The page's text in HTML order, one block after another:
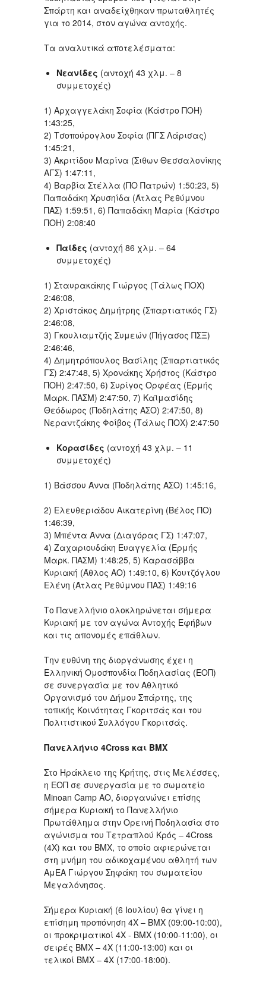
Σπάρτη και αναδείχθηκαν πρωταθλητές
για το 2014, στον αγώνα αντοχής.
Τα αναλυτικά αποτελέσματα:
Νεανίδες (αντοχή 43 χλμ. – 8
συμμετοχές)
1) Αρχαγγελάκη Σοφία (Κάστρο ΠΟΗ)
1:43:25,
2) Τσοπούρογλου Σοφία (ΠΓΣ Λάρισας)
1:45:21,
3) Ακριτίδου Μαρίνα (Σιθων Θεσσαλονίκης
ΑΓΣ) 1:47:11,
4) Βαρβία Στέλλα (ΠΟ Πατρών) 1:50:23, 5)
Παπαδάκη Χρυσηίδα (Άτλας Ρεθύμνου
ΠΑΣ) 1:59:51, 6) Παπαδάκη Μαρία (Κάστρο
ΠΟΗ) 2:08:40
Παίδες (αντοχή 86 χλμ. – 64
συμμετοχές)
1) Σταυρακάκης Γιώργος (Τάλως ΠΟΧ)
2:46:08,
2) Χριστάκος Δημήτρης (Σπαρτιατικός ΓΣ)
2:46:08,
3) Γκουλιαμτζής Συμεών (Πήγασος ΠΣΞ)
2:46:46,
4) Δημητρόπουλος Βασίλης (Σπαρτιατικός
ΓΣ) 2:47:48, 5) Χρονάκης Χρήστος (Κάστρο
ΠΟΗ) 2:47:50, 6) Συρίγος Ορφέας (Ερμής
Μαρκ. ΠΑΣΜ) 2:47:50, 7) Καϊμασίδης
Θεόδωρος (Ποδηλάτης ΑΣΟ) 2:47:50, 8)
Νεραντζάκης Φοίβος (Τάλως ΠΟΧ) 2:47:50
Κορασίδες (αντοχή 43 χλμ. – 11
συμμετοχές)
1) Βάσσου Άννα (Ποδηλάτης ΑΣΟ) 1:45:16,
2) Ελευθεριάδου Αικατερίνη (Βέλος ΠΟ)
1:46:39,
3) Μπέντα Άννα (Διαγόρας ΓΣ) 1:47:07,
4) Ζαχαριουδάκη Ευαγγελία (Ερμής
Μαρκ. ΠΑΣΜ) 1:48:25, 5) Καρασάββα
Κυριακή (Άθλος ΑΟ) 1:49:10, 6) Κουτζόγλου
Ελένη (Άτλας Ρεθύμνου ΠΑΣ) 1:49:16
Το Πανελλήνιο ολοκληρώνεται σήμερα
Κυριακή με τον αγώνα Αντοχής Εφήβων
και τις απονομές επάθλων.
Την ευθύνη της διοργάνωσης έχει η
Ελληνική Ομοσπονδία Ποδηλασίας (ΕΟΠ)
σε συνεργασία με τον Αθλητικό
Οργανισμό του Δήμου Σπάρτης, της
τοπικής Κοινότητας Γκοριτσάς και του
Πολιτιστικού Συλλόγου Γκοριτσάς.
Πανελλήνιο 4Cross και BMX
Στο Ηράκλειο της Κρήτης, στις Μελέσσες,
η ΕΟΠ σε συνεργασία με το σωματείο
Μinoan Camp AO, διοργανώνει επίσης
σήμερα Κυριακή το Πανελλήνιο
Πρωτάθλημα στην Ορεινή Ποδηλασία στο
αγώνισμα του Τετραπλού Κρός – 4Cross
(4X) και του ΒΜΧ, το οποίο αφιερώνεται
στη μνήμη του αδικοχαμένου αθλητή των
ΑμΕΑ Γιώργου Σηφάκη του σωματείου
Μεγαλόνησος.
Σήμερα Κυριακή (6 Ιουλίου) θα γίνει η
επίσημη προπόνηση 4Χ – ΒΜΧ (09:00-10:00),
οι προκριματικοί 4Χ - ΒΜΧ (10:00-11:00), οι
σειρές BMX – 4X (11:00-13:00) και οι
τελικοί BMX – 4X (17:00-18:00).